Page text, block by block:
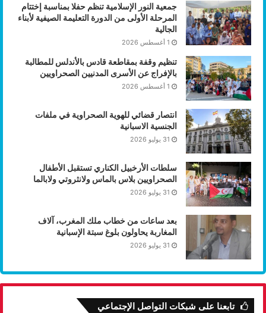
جمعية النور الإسلامية تنظم حفلا بمناسبة إختتام
المرحلة الأولى من الدورة التعليمة الصيفية لأبناء
الجالية
1 أغسطس 2026
تنظيم وقفة بمقاطعة قادس بالأندلس للمطالبة
بالإفراج عن الأسرى المدنيين الصحراويين
1 أغسطس 2026
انتصار قضائي للهوية الصحراوية في ملفات
الجنسية الاسبانية
31 يوليو 2026
سلطات الأرخبيل الكناري تستقبل الأطفال
الصحراويين بلاس بالماس ولانثروتي ولابالما
31 يوليو 2026
بعد ساعات من خطاب ملك المغرب، آلاف
المغاربة يحاولون بلوغ سبتة الإسبانية
31 يوليو 2026
تابعنا على شبكات التواصل الإجتماعي